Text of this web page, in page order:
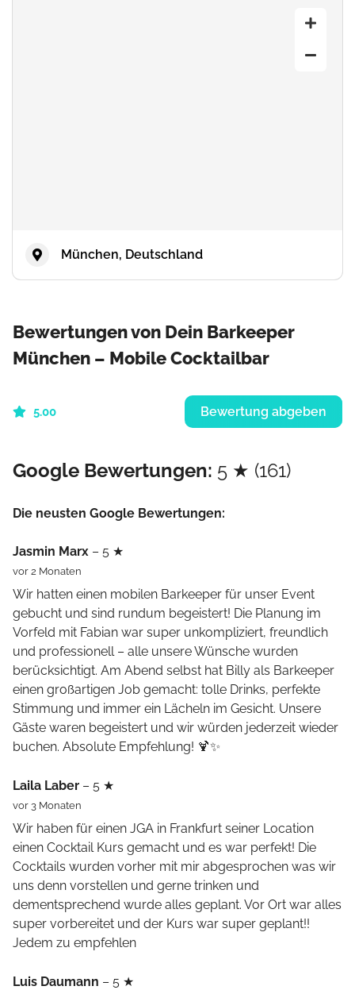
München, Deutschland
Bewertungen von Dein Barkeeper
München – Mobile Cocktailbar
5.00 Bewertung abgeben
Google Bewertungen: 5 ★ (161)
Die neusten Google Bewertungen:
Jasmin Marx – 5 ★
vor 2 Monaten
Wir hatten einen mobilen Barkeeper für unser Event
gebucht und sind rundum begeistert! Die Planung im
Vorfeld mit Fabian war super unkompliziert, freundlich
und professionell – alle unsere Wünsche wurden
berücksichtigt. Am Abend selbst hat Billy als Barkeeper
einen großartigen Job gemacht: tolle Drinks, perfekte
Stimmung und immer ein Lächeln im Gesicht. Unsere
Gäste waren begeistert und wir würden jederzeit wieder
buchen. Absolute Empfehlung! 🍹✨
Laila Laber – 5 ★
vor 3 Monaten
Wir haben für einen JGA in Frankfurt seiner Location
einen Cocktail Kurs gemacht und es war perfekt! Die
Cocktails wurden vorher mit mir abgesprochen was wir
uns denn vorstellen und gerne trinken und
dementsprechend wurde alles geplant. Vor Ort war alles
super vorbereitet und der Kurs war super geplant!!
Jedem zu empfehlen
Luis Daumann – 5 ★